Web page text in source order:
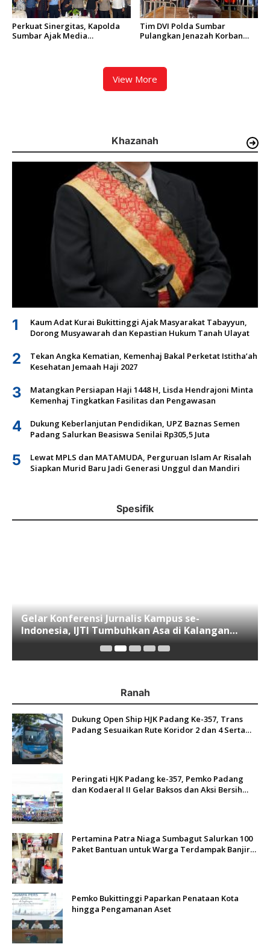
Perkuat Sinergitas, Kapolda
Sumbar Ajak Media
Tim DVI Polda Sumbar
Pulangkan Jenazah Korban
View More
Khazanah
1
Kaum Adat Kurai Bukittinggi Ajak Masyarakat Tabayyun,
Dorong Musyawarah dan Kepastian Hukum Tanah Ulayat
2
Tekan Angka Kematian, Kemenhaj Bakal Perketat Istitha’ah
Kesehatan Jemaah Haji 2027
3
Matangkan Persiapan Haji 1448 H, Lisda Hendrajoni Minta
Kemenhaj Tingkatkan Fasilitas dan Pengawasan
4
Dukung Keberlanjutan Pendidikan, UPZ Baznas Semen
Padang Salurkan Beasiswa Senilai Rp305,5 Juta
5
Lewat MPLS dan MATAMUDA, Perguruan Islam Ar Risalah
Siapkan Murid Baru Jadi Generasi Unggul dan Mandiri
Spesifik
Gelar Konferensi Jurnalis Kampus se-
Indonesia, IJTI Tumbuhkan Asa di Kalangan
Jurnalis Muda di Era Disruspi Digital
Ranah
Dukung Open Ship HJK Padang Ke-357, Trans
Padang Sesuaikan Rute Koridor 2 dan 4 Serta
Peringati HJK Padang ke-357, Pemko Padang
dan Kodaeral II Gelar Baksos dan Aksi Bersih
Pertamina Patra Niaga Sumbagut Salurkan 100
Paket Bantuan untuk Warga Terdampak Banjir
Pemko Bukittinggi Paparkan Penataan Kota
hingga Pengamanan Aset